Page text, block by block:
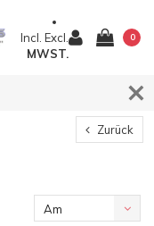
Incl. Excl.
MWST.
0
Zurück
Am